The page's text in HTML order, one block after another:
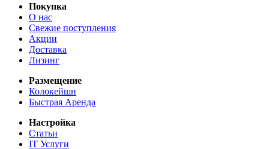
Покупка
О нас
Свежие поступления
Акции
Доставка
Лизинг
Размещение
Колокейшн
Быстрая Аренда
Настройка
Статьи
IT Услуги